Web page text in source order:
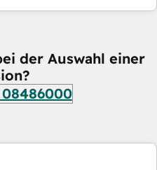
der Auswahl einer
08486000